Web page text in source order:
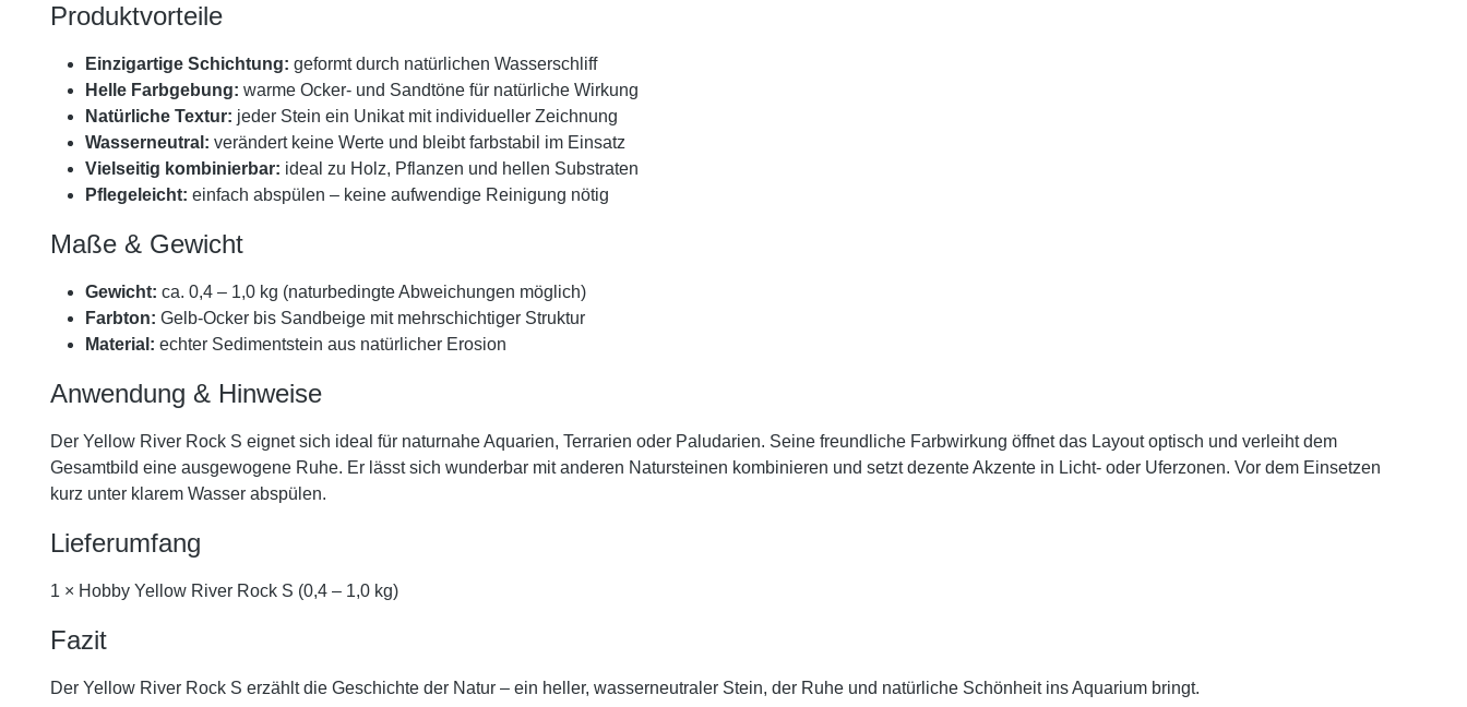
Produktvorteile
Einzigartige Schichtung: geformt durch natürlichen Wasserschliff
Helle Farbgebung: warme Ocker- und Sandtöne für natürliche Wirkung
Natürliche Textur: jeder Stein ein Unikat mit individueller Zeichnung
Wasserneutral: verändert keine Werte und bleibt farbstabil im Einsatz
Vielseitig kombinierbar: ideal zu Holz, Pflanzen und hellen Substraten
Pflegeleicht: einfach abspülen – keine aufwendige Reinigung nötig
Maße & Gewicht
Gewicht: ca. 0,4 – 1,0 kg (naturbedingte Abweichungen möglich)
Farbton: Gelb-Ocker bis Sandbeige mit mehrschichtiger Struktur
Material: echter Sedimentstein aus natürlicher Erosion
Anwendung & Hinweise
Der Yellow River Rock S eignet sich ideal für naturnahe Aquarien, Terrarien oder Paludarien. Seine freundliche Farbwirkung öffnet das Layout optisch und verleiht dem
Gesamtbild eine ausgewogene Ruhe. Er lässt sich wunderbar mit anderen Natursteinen kombinieren und setzt dezente Akzente in Licht- oder Uferzonen. Vor dem Einsetzen
kurz unter klarem Wasser abspülen.
Lieferumfang
1 × Hobby Yellow River Rock S (0,4 – 1,0 kg)
Fazit
Der Yellow River Rock S erzählt die Geschichte der Natur – ein heller, wasserneutraler Stein, der Ruhe und natürliche Schönheit ins Aquarium bringt.